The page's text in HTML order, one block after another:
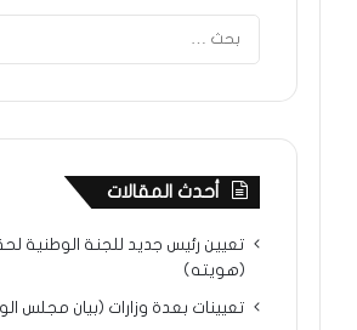
أحدث المقالات
تعيين رئيس جديد للجنة الوطنية
(هويته)
تعيينات بعدة وزارات (بيان مجلس